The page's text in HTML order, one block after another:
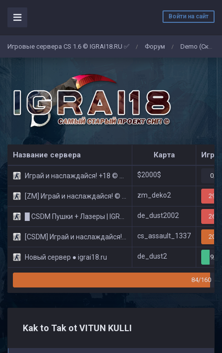
Войти на сайт
Игровые сервера CS 1.6 © IGRAI18.RU ✅ / Форум / Demo (Скриншоты)
Название сервера Карта
Играй и наслаждайся! +18 © Public $2000$ 0/
[ZM] Играй и наслаждайся! © Zombie Show zm_deko2 29/
█ CSDM Пушки + Лазеры | IGRAI18.RU ツ █ de_dust2002 26/
[CSDM] Играй и наслаждайся! © Classic cs_assault_1337 20/
Новый сервер ● igrai18.ru de_dust2 9/
84/160
Kak to Tak ot VITUN KULLI